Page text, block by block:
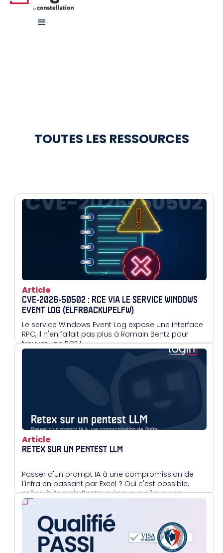
TOUTES LES RESSOURCES
Article
CVE-2026-50502 : RCE VIA LE SERVICE WINDOWS
EVENT LOG (ELFRBACKUPELFW)
Le service Windows Event Log expose une interface
RPC, il n'en fallait pas plus à Romain Bentz pour
trouver une RCE !
Article
RETEX SUR UN PENTEST LLM
Passer d'un prompt IA à une compromission de
l'infra en passant par Excel ? Oui c'est possible,
grâce à Romain Bentz, qui nous explique ses
méthodes.